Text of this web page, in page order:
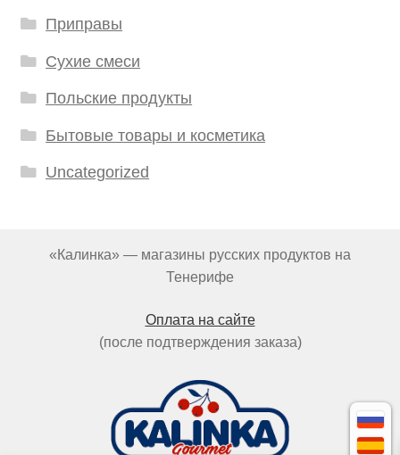
Приправы
Сухие смеси
Польские продукты
Бытовые товары и косметика
Uncategorized
«Калинка» — магазины русских продуктов на
Тенерифе
Оплата на сайте
(после подтверждения заказа)